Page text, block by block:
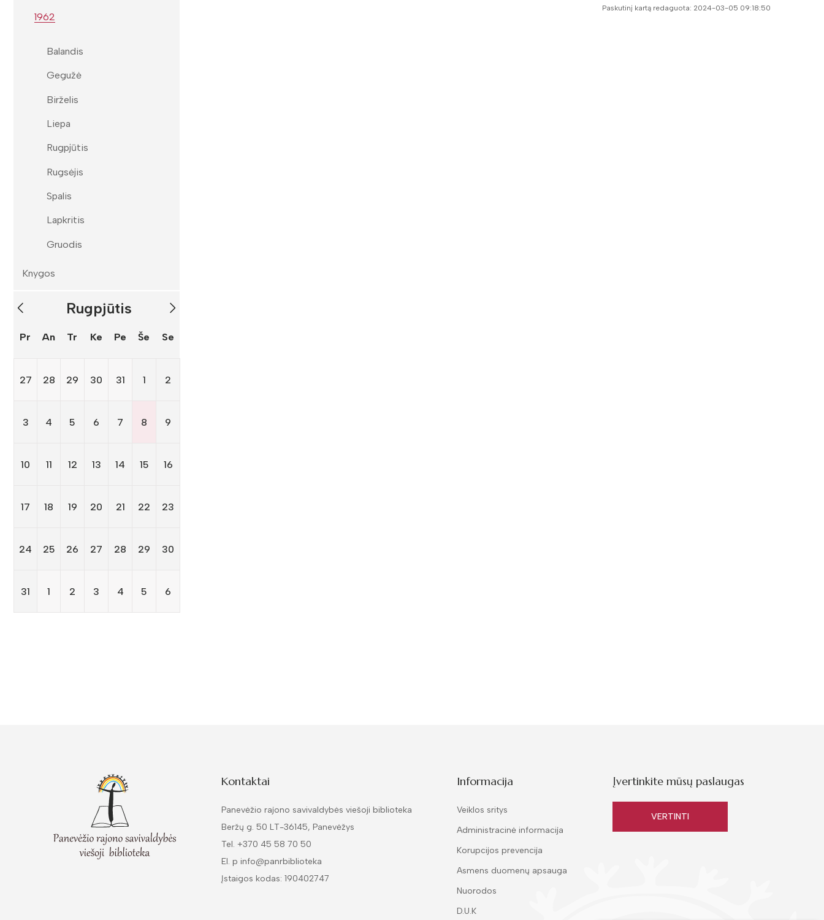
1962
Balandis
Gegužė
Birželis
Liepa
Rugpjūtis
Rugsėjis
Spalis
Lapkritis
Gruodis
Knygos
Rugpjūtis
Pr An Tr Ke Pe Še Se
27 28 29 30 31 1 2
3 4 5 6 7 8 9
10 11 12 13 14 15 16
17 18 19 20 21 22 23
24 25 26 27 28 29 30
31 1 2 3 4 5 6
Paskutinį kartą redaguota: 2024-03-05 09:18:50
Kontaktai
Panevėžio rajono savivaldybės viešoji biblioteka
Beržų g. 50 LT-36145, Panevėžys
Tel. +370 45 58 70 50
El. p info@panrbiblioteka
Įstaigos kodas: 190402747
Informacija
Veiklos sritys
Administracinė informacija
Korupcijos prevencija
Asmens duomenų apsauga
Nuorodos
D.U.K
Įvertinkite mūsų paslaugas
VERTINTI